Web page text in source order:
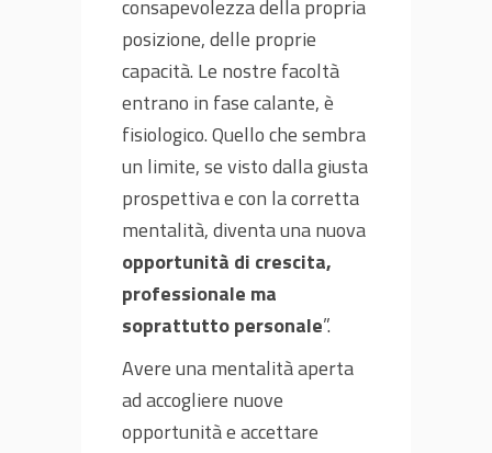
consapevolezza della propria
posizione, delle proprie
capacità. Le nostre facoltà
entrano in fase calante, è
fisiologico. Quello che sembra
un limite, se visto dalla giusta
prospettiva e con la corretta
mentalità, diventa una nuova
opportunità di crescita,
professionale ma
soprattutto personale”.
Avere una mentalità aperta
ad accogliere nuove
opportunità e accettare